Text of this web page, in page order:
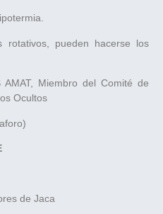
rotativos, pueden hacerse los
AMAT, Miembro del Comité de
Ocultos
de Jaca